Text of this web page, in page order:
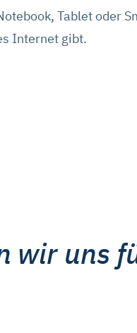
Über die
jederzeit für die
Tablet oder
Internet gibt.
wir uns